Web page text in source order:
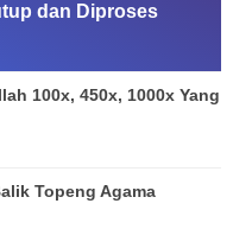
dan Diproses
100x, 450x, 1000x Yang
Topeng Agama